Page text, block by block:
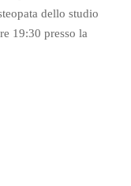
dello studio
19:30 presso la